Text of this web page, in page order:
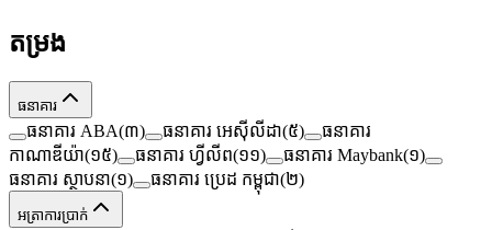
តម្រង
ធនាគារ
ធនាគារ ABA(៣) ធនាគារ អេស៊ីលីដា(៥)
ធនាគារ
កាណាឌីយ៉ា(១៥) ធនាគារ ហ្វីលីព(១១) ធនាគារ Maybank(១)
ធនាគារ ស្ថាបនា(១) ធនាគារ ប្រេដ កម្ពុជា(២)
អត្រា​ការប្រាក់